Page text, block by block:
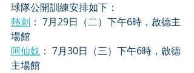
球隊公開訓練安排如下：
熱刺 ： 7月29日（二）下午6時，啟德主
場館
阿仙奴 ： 7月30日（三）下午6時，啟德
主場館